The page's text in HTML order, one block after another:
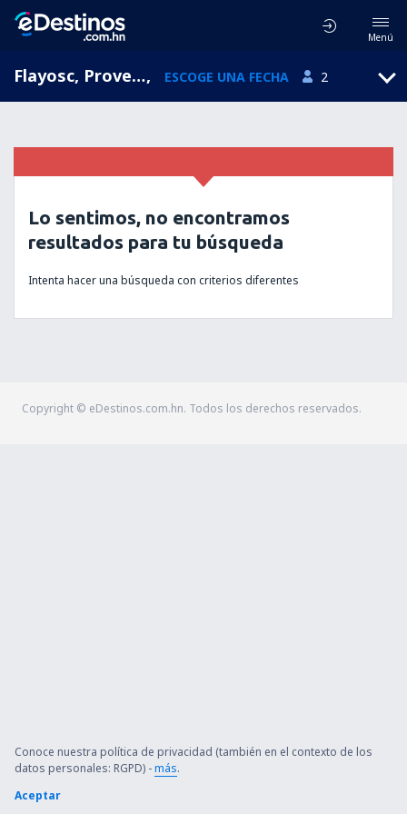
Menú
Flayosc, Provence-Alpes-Cote d'Azur, Francia, ESCOGE UNA FECHA 2
Lo sentimos, no encontramos
resultados para tu búsqueda
Intenta hacer una búsqueda con criterios diferentes
Copyright © eDestinos.com.hn. Todos los derechos reservados.
Conoce nuestra política de privacidad (también en el contexto de los
datos personales: RGPD) -más.
Aceptar